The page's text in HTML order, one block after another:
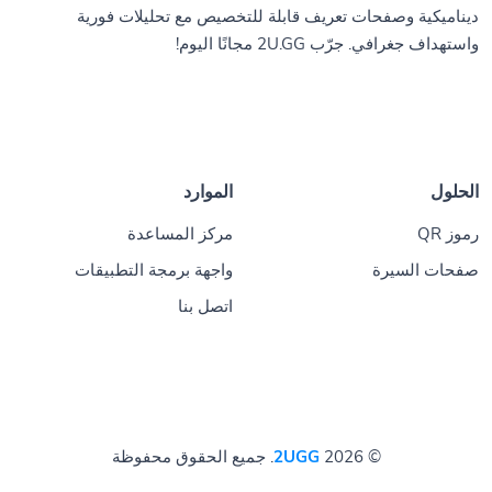
ديناميكية وصفحات تعريف قابلة للتخصيص مع تحليلات فورية
واستهداف جغرافي. جرّب 2U.GG مجانًا اليوم!
الحلول
رموز QR
صفحات السيرة
الموارد
مركز المساعدة
واجهة برمجة التطبيقات
اتصل بنا
© 2026
2UGG. جميع الحقوق محفوظة